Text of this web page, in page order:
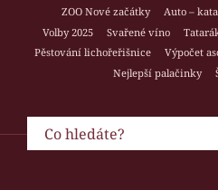
ZOO Nové začátky
Auto –
Volby 2025
Svařené víno
Pěstování lichořeřišnice
Výpočet
Nejlepší palačinky